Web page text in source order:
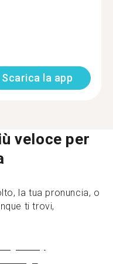
Scarica la app
veloce per
la tua pronuncia, o
ti trovi,